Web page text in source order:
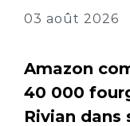
03 août 2026
Amazon
40 000
Rivian